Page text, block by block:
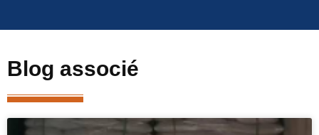
Blog associé